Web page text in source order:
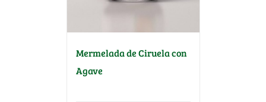
Mermelada de Ciruela con
Agave